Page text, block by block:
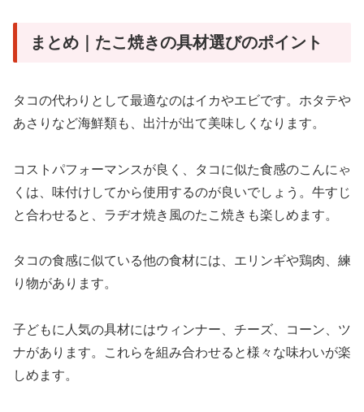
まとめ｜たこ焼きの具材選びのポイント
タコの代わりとして最適なのはイカやエビです。ホタテや
あさりなど海鮮類も、出汁が出て美味しくなります。
コストパフォーマンスが良く、タコに似た食感のこんにゃ
くは、味付けしてから使用するのが良いでしょう。牛すじ
と合わせると、ラヂオ焼き風のたこ焼きも楽しめます。
タコの食感に似ている他の食材には、エリンギや鶏肉、練
り物があります。
子どもに人気の具材にはウィンナー、チーズ、コーン、ツ
ナがあります。これらを組み合わせると様々な味わいが楽
しめます。